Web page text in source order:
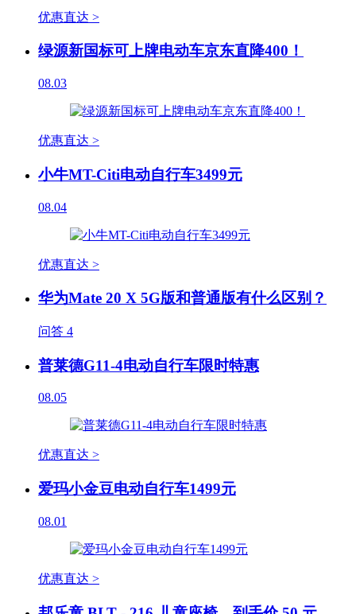
优惠直达 >
绿源新国标可上牌电动车京东直降400！
08.03
优惠直达 >
小牛MT-Citi电动自行车3499元
08.04
优惠直达 >
华为Mate 20 X 5G版和普通版有什么区别？
问答 4
普莱德G11-4电动自行车限时特惠
08.05
优惠直达 >
爱玛小金豆电动自行车1499元
08.01
优惠直达 >